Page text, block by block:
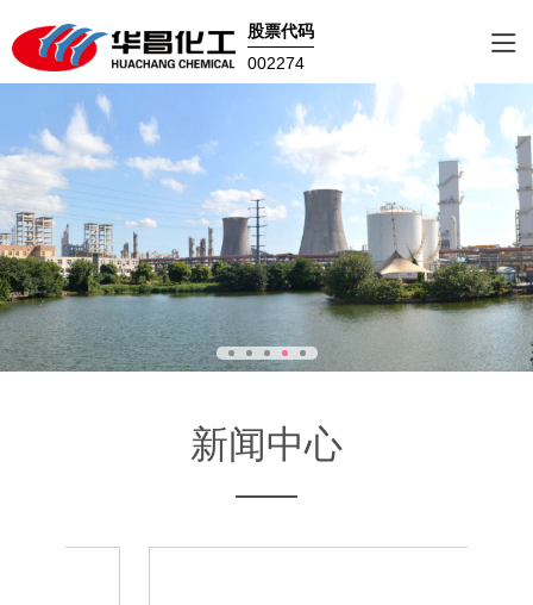
股票代码
002274
新闻中心